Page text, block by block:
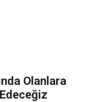
Olanlara